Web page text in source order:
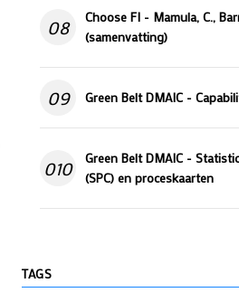
08
Choose FI - Mamula, C.,
(samenvatting)
09 Green Belt DMAIC -
010
Green Belt DMAIC -
(SPC) en proceskaarten
TAGS